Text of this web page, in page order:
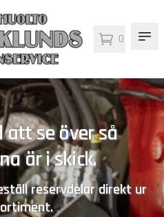
0
att se över så
är i skick.
reservdelar direkt ur